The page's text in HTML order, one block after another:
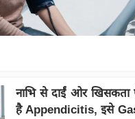
नाभि से दाईं ओर खिसकता
है Appendicitis, इसे